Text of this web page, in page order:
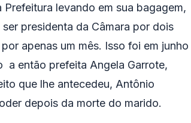
levando em sua bagagem,
presidenta da Câmara por dois
apenas um mês. Isso foi em junho
a então prefeita Angela Garrote,
que lhe antecedeu, Antônio
depois da morte do marido.